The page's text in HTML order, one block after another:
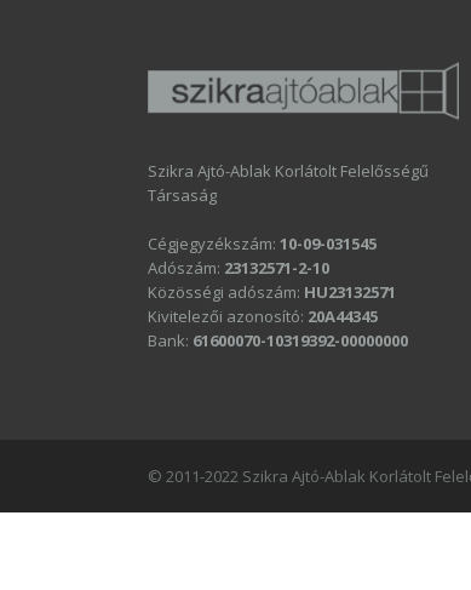
Szikra Ajtó-Ablak Korlátolt Felelősségű
Társaság
Cégjegyzékszám: 10-09-031545
Adószám: 23132571-2-10
Közösségi adószám: HU23132571
Kivitelezői azonosító: 20A44345
Bank: 61600070-10319392-00000000
© 2011-2022 Szikra Ajtó-Ablak Korlátolt